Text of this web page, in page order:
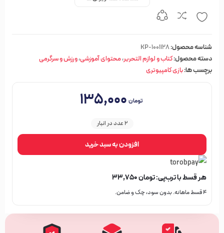
شناسه محصول:KP-1001128
دسته محصول:کتاب و لوازم التحریر،محتوای آموزشی،ورزش و سرگرمی
برچسب ها:بازی کامپیوتری
تومان
2 عدد در انبار
افزودن به سبد خرید
هر قسط با ترب‌پی:تومان
۴ قسط ماهانه. بدون سود، چک و ضامن.